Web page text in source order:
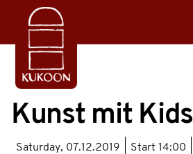
Kunst mit Kids
Saturday, 07.12.2019 Start 14:00